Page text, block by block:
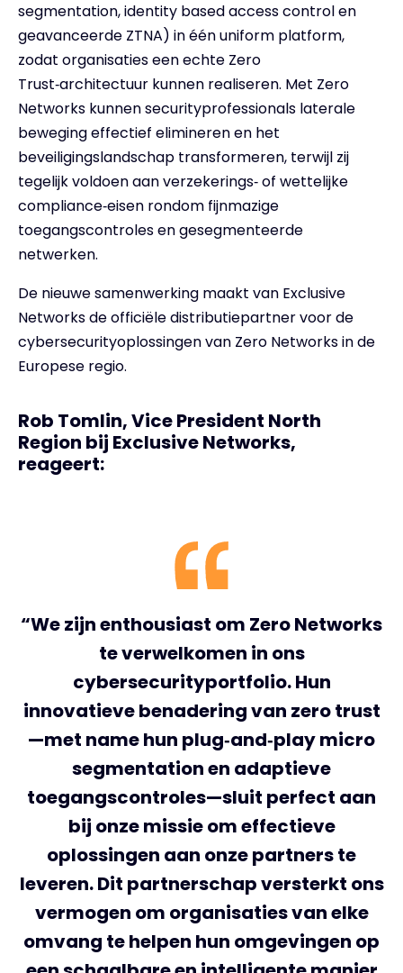
segmentation, identity based access control en
geavanceerde ZTNA) in één uniform platform,
zodat organisaties een echte Zero
Trust‑architectuur kunnen realiseren. Met Zero
Networks kunnen securityprofessionals laterale
beweging effectief elimineren en het
beveiligingslandschap transformeren, terwijl zij
tegelijk voldoen aan verzekerings‑ of wettelijke
compliance‑eisen rondom fijnmazige
toegangscontroles en gesegmenteerde
netwerken.
De nieuwe samenwerking maakt van Exclusive
Networks de officiële distributiepartner voor de
cybersecurityoplossingen van Zero Networks in de
Europese regio.
Rob Tomlin, Vice President North
Region bij Exclusive Networks,
reageert:
“We zijn enthousiast om Zero Networks
te verwelkomen in ons
cybersecurityportfolio. Hun
innovatieve benadering van zero trust
—met name hun plug‑and‑play micro
segmentation en adaptieve
toegangscontroles—sluit perfect aan
bij onze missie om effectieve
oplossingen aan onze partners te
leveren. Dit partnerschap versterkt ons
vermogen om organisaties van elke
omvang te helpen hun omgevingen op